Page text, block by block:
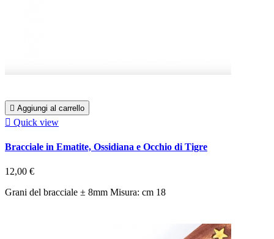
 Aggiungi al carrello
 Quick view
Bracciale in Ematite, Ossidiana e Occhio di Tigre
12,00 €
Grani del bracciale ± 8mm Misura: cm 18